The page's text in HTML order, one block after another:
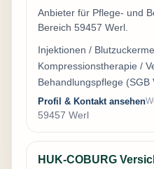
Anbieter für Pflege- und
Bereich 59457 Werl.
Injektionen /
Kompressionstherapie /
Behandlungspflege (SGB
Profil & Kontakt ansehen
59457 Werl
HUK-COBURG